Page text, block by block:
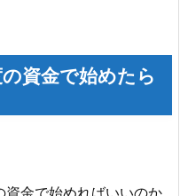
資金で始めたら
資金で始めればいいのか